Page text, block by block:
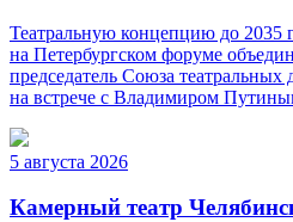
Театральную концепцию до 2035
на Петербургском форуме
председатель Союза
на встрече с Владимиром
5 августа 2026
Камерный театр